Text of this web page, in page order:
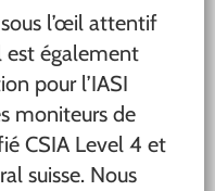
l’œil attentif
est également
pour l’IASI
moniteurs de
CSIA Level 4 et
suisse. Nous